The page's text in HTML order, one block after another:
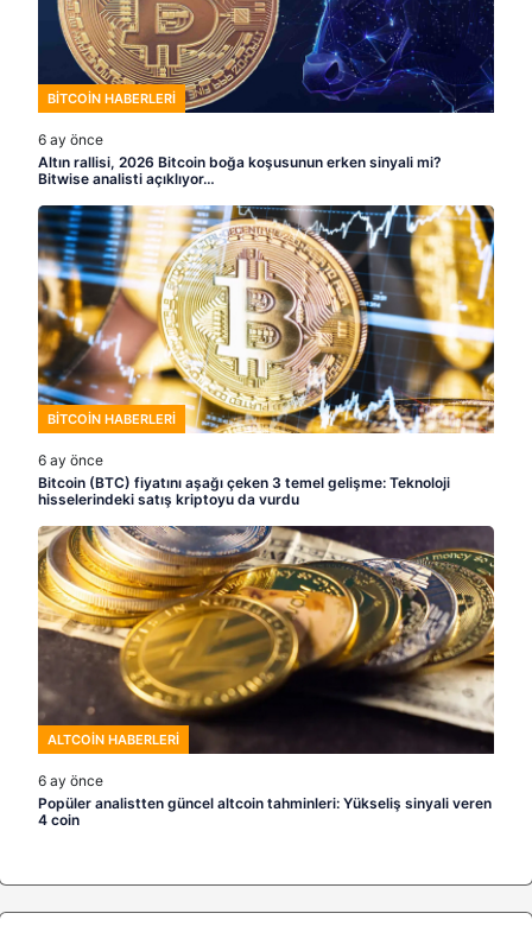
BITCOIN HABERLERI
6 ay önce
Altın rallisi, 2026 Bitcoin boğa koşusunun erken sinyali mi?
Bitwise analisti açıklıyor…
BITCOIN HABERLERI
6 ay önce
Bitcoin (BTC) fiyatını aşağı çeken 3 temel gelişme: Teknoloji
hisselerindeki satış kriptoyu da vurdu
ALTCOIN HABERLERI
6 ay önce
Popüler analistten güncel altcoin tahminleri: Yükseliş sinyali veren
4 coin